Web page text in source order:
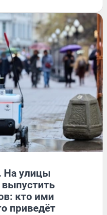
На улицы
выпустить
кто ими
приведёт